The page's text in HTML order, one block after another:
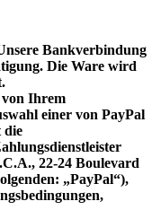
Bankverbindung
Die Ware wird
Ihrem
einer von PayPal
die
22-24 Boulevard
„PayPal“),